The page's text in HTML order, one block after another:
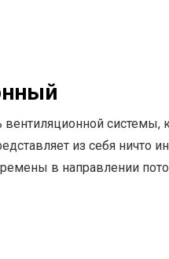
из себя
в направлении